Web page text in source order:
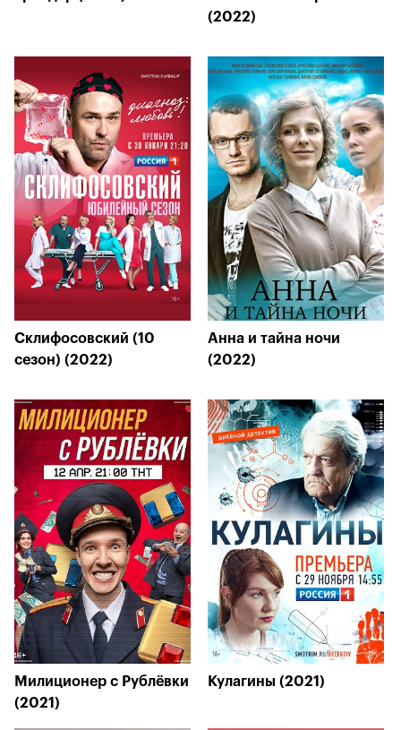
(2022)
Склифосовский (10
сезон) (2022)
Анна и тайна ночи
(2022)
Милиционер с Рублёвки
(2021)
Кулагины (2021)